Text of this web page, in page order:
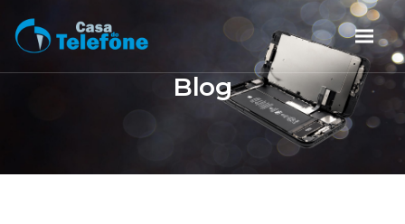
Blog